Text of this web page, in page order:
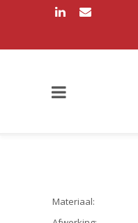
Materiaal: